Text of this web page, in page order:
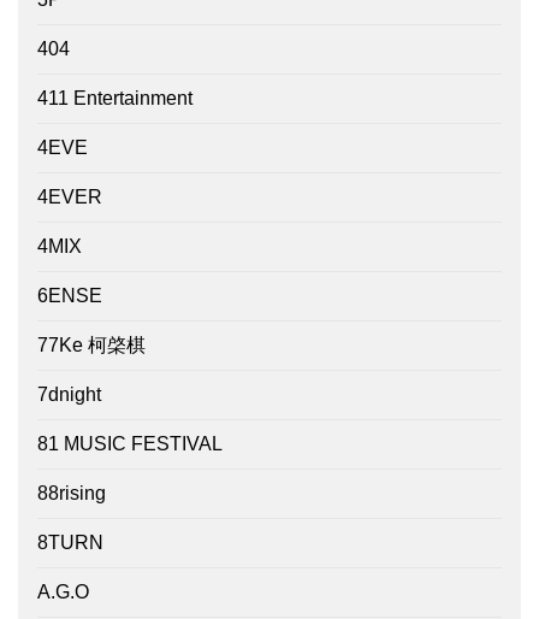
404
411 Entertainment
4EVE
4EVER
4MIX
6ENSE
77Ke 柯棨棋
7dnight
81 MUSIC FESTIVAL
88rising
8TURN
A.G.O